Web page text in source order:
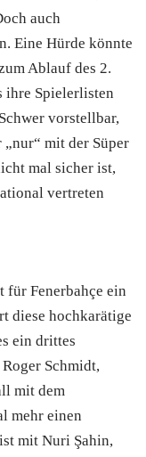
auch
Eine Hürde könnte
Ablauf des 2.
ihre Spielerlisten
vorstellbar,
mit der Süper
mal sicher ist,
vertreten
für Fenerbahçe ein
diese hochkarätige
ein drittes
Schmidt,
mit dem
mehr einen
mit Nuri Şahin,